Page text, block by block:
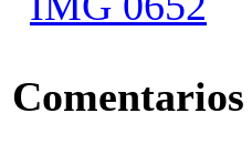
Comentarios